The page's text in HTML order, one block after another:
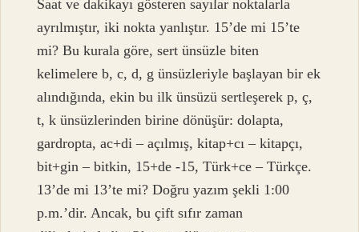
Saat ve dakikayı gösteren sayılar noktalarla
ayrılmıştır, iki nokta yanlıştır. 15’de mi 15’te
mi? Bu kurala göre, sert ünsüzle biten
kelimelere b, c, d, g ünsüzleriyle başlayan bir ek
alındığında, ekin bu ilk ünsüzü sertleşerek p, ç,
t, k ünsüzlerinden birine dönüşür: dolapta,
gardropta, ac+di – açılmış, kitap+cı – kitapçı,
bit+gin – bitkin, 15+de -15, Türk+ce – Türkçe.
13’de mi 13’te mi? Doğru yazım şekli 1:00
p.m.’dir. Ancak, bu çift sıfır zaman